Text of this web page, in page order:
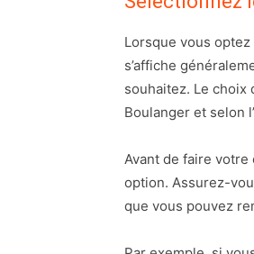
Lorsque vous
s’affiche
souhaitez. Le choix
Boulanger et selon
Avant de faire
option. Assurez-
que vous pouvez